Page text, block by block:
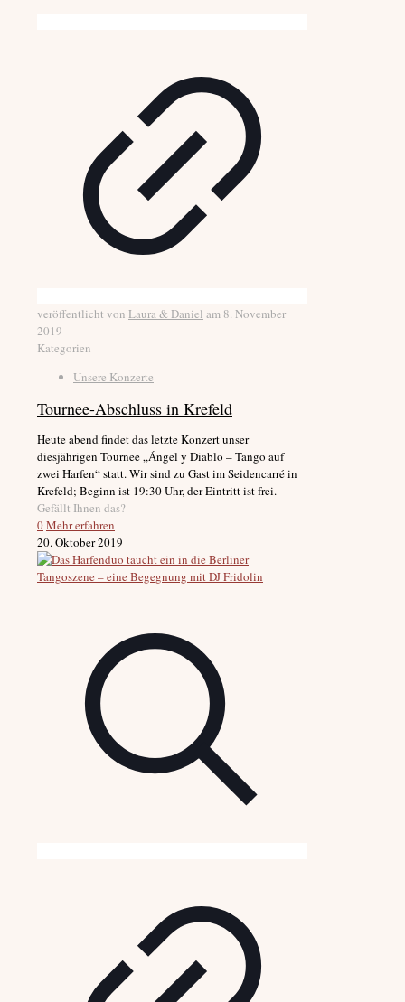
veröffentlicht von Laura & Daniel am 8. November
2019
Kategorien
Unsere Konzerte
Tournee-Abschluss in Krefeld
Heute abend findet das letzte Konzert unser
diesjährigen Tournee „Ángel y Diablo – Tango auf
zwei Harfen“ statt. Wir sind zu Gast im Seidencarré in
Krefeld; Beginn ist 19:30 Uhr, der Eintritt ist frei.
Gefällt Ihnen das?
0Mehr erfahren
20. Oktober 2019